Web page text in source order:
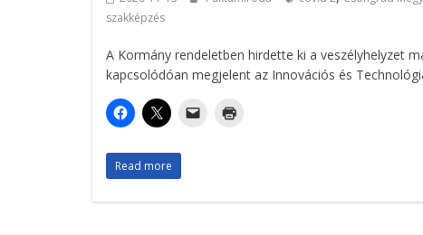
szakképzés
A Kormány rendeletben hirdette ki a veszélyhelyzet
kapcsolódóan megjelent az Innovációs és
Read more